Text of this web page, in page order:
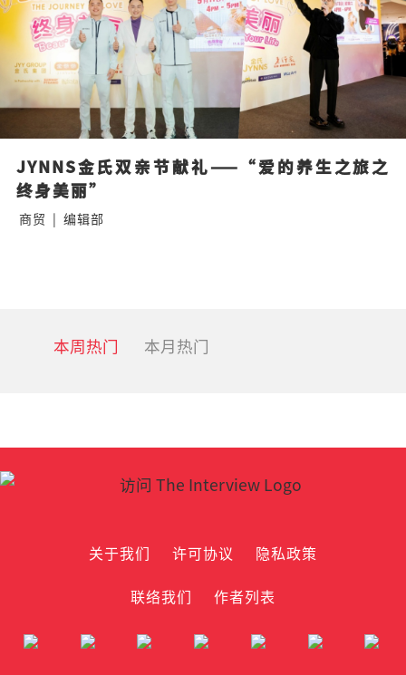
JYNNS金氏双亲节献礼——“爱的养生之旅之
终身美丽”
商贸 | 编辑部
本周热门 本月热门
关于我们 许可协议
隐私政策
联络我们
作者列表